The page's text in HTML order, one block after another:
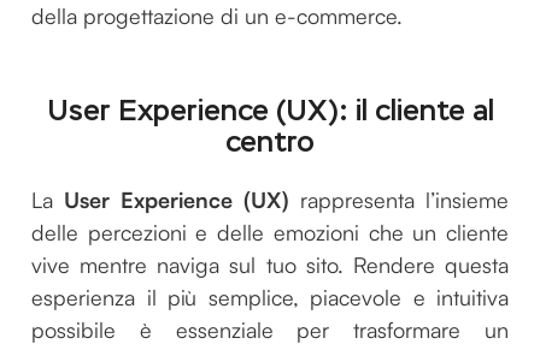
della progettazione di un e-commerce.
User Experience (UX): il cliente al
centro
La User Experience (UX) rappresenta l’insieme
delle percezioni e delle emozioni che un cliente
vive mentre naviga sul tuo sito. Rendere questa
esperienza il più semplice, piacevole e intuitiva
possibile è essenziale per trasformare un